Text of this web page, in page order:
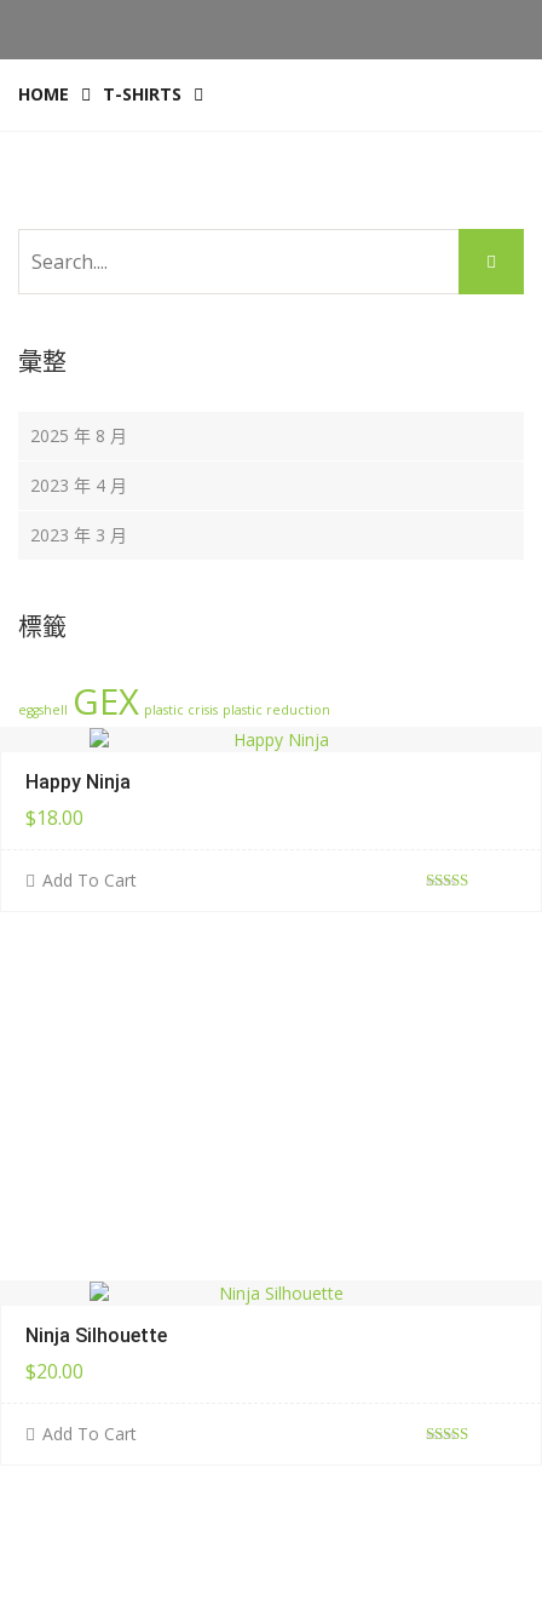
HOME T-SHIRTS
彙整
2025 年 8 月
2023 年 4 月
2023 年 3 月
標籤
eggshell GEX plastic crisis plastic reduction
Happy Ninja
$18.00
Add To Cart
Ninja Silhouette
$20.00
Add To Cart